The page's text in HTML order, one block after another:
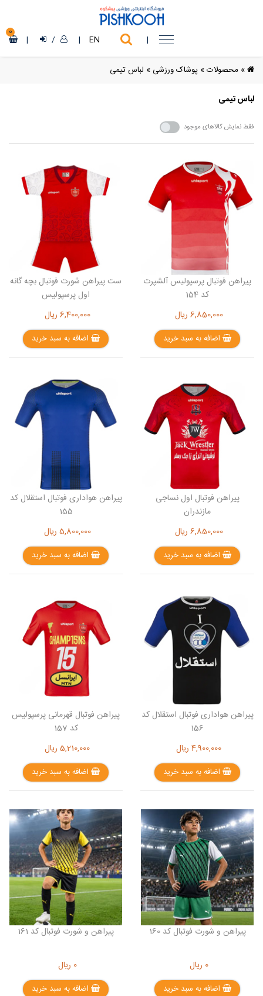
|
EN
|
/
|
0
» محصولات» پوشاک ورزشی » لباس تیمی
لباس تیمی
فقط نمایش کالاهای موجود
پیراهن فوتبال پرسپولیس آلشپرت
کد 154
6,850,000 ریال
اضافه به سبد خرید
ست پیراهن شورت فوتبال بچه گانه
اول پرسپولیس
6,400,000 ریال
اضافه به سبد خرید
پیراهن فوتبال اول نساجی
مازندران
6,850,000 ریال
اضافه به سبد خرید
پیراهن هواداری فوتبال استقلال کد
155
5,800,000 ریال
اضافه به سبد خرید
پیراهن هواداری فوتبال استقلال کد
156
4,900,000 ریال
اضافه به سبد خرید
پیراهن فوتبال قهرمانی پرسپولیس
کد 157
5,210,000 ریال
اضافه به سبد خرید
پیراهن و شورت فوتبال کد 160
0 ریال
اضافه به سبد خرید
پیراهن و شورت فوتبال کد 161
0 ریال
اضافه به سبد خرید